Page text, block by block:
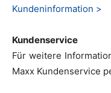
Kundeninformation >
Kundenservice
Für weitere
Maxx Kundenservice